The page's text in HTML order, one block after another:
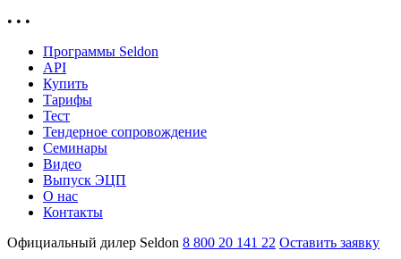
• • •
Программы Seldon
API
Купить
Тарифы
Тест
Тендерное сопровождение
Семинары
Видео
Выпуск ЭЦП
О нас
Контакты
Официальный дилер Seldon 8 800 20 141 22 Оставить заявку